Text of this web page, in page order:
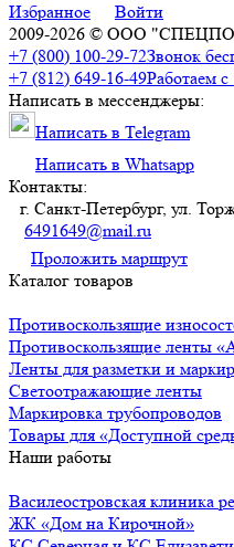
Избранное
Войти
2009-2026 © ООО
+7 (800) 100-29-72Звонок
+7 (812) 649-16-49Работаем
Написать в мессенджеры:
Написать в Telegram
Написать в Whatsapp
Контакты:
г. Санкт-Петербург, ул.
6491649@mail.ru
Проложить маршрут
Каталог товаров
Противоскользящие
Противоскользящие ленты
Ленты для разметки и
Светоотражающие ленты
Маркировка трубопроводов
Товары для «Доступной
Наши работы
Василеостровская клиника
ЖК «Дом на Кирочной»